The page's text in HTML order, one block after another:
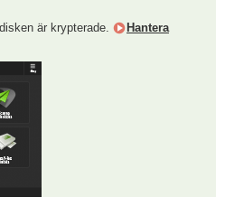
är krypterade.
Hantera